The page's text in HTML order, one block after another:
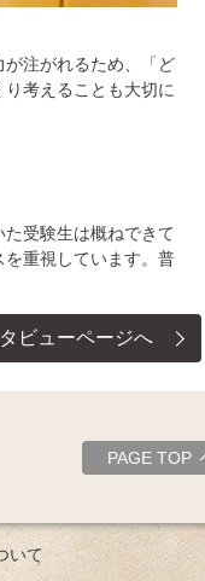
注がれるため、「ど
考えることも大切に
受験生は概ねできて
重視しています。普
ビューページへ
PAGE TOP
いて